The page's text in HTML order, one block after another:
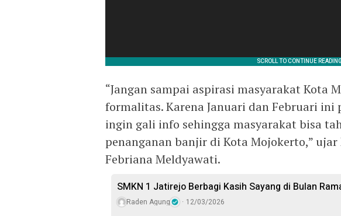
“Jangan sampai aspirasi masyarakat Kota
formalitas. Karena Januari dan Februari
ingin gali info sehingga masyarakat bisa
penanganan banjir di Kota Mojokerto,” ujar
Febriana Meldyawati.
SMKN 1 Jatirejo Berbagi Kasih Sayang di Bulan
Raden Agung 12/03/2026